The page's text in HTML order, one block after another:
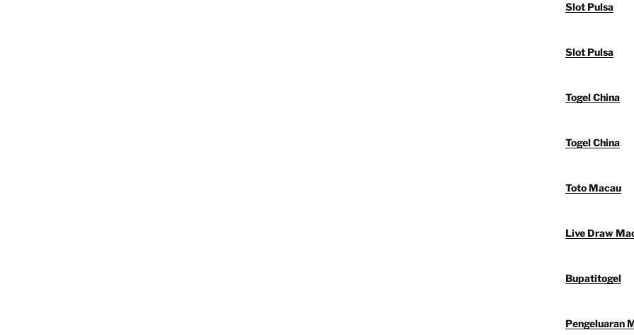
Slot Pulsa
Slot Pulsa
Togel China
Togel China
Toto Macau
Live Draw
Bupatitogel
Pengeluaran